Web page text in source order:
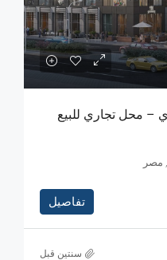
– محل تجاري للبيع
تفاصيل
‏سنتين قبل